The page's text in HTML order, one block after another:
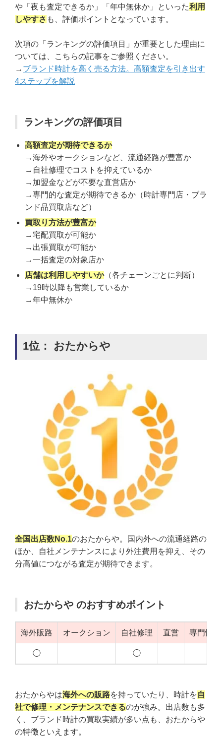
や「夜も査定できるか」「年中無休か」といった利用
しやすさ も、評価ポイントとなっています。
次項の「ランキングの評価項目」が重要とした理由に
ついては、こちらの記事をご参照ください。
→ ブランド時計を高く売る方法。高額査定を引き出す
4ステップを解説
ランキングの評価項目
高額査定が期待できるか
→海外やオークションなど、流通経路が豊富か
→自社修理でコストを抑えているか
→加盟金などが不要な直営店か
→専門的な査定が期待できるか（時計専門店・ブラ
ンド品買取店など）
買取り方法が豊富か
→宅配買取が可能か
→出張買取が可能か
→一括査定の対象店か
店舗は利用しやすいか（各チェーンごとに判断）
→19時以降も営業しているか
→年中無休か
1位： おたからや
全国出店数No.1のおたからや。国内外への流通経路の
ほか、自社メンテナンスにより外注費用を抑え、その
分高値につながる査定が期待できます。
おたからや のおすすめポイント
海外販路 オークション 自社修理 直営 専門性
◯ ◯
おたからやは海外への販路を持っていたり、時計を自
社で修理・メンテナンスできるのが強み。出店数も多
く、ブランド時計の買取実績が多い点も、おたからや
の特徴といえます。